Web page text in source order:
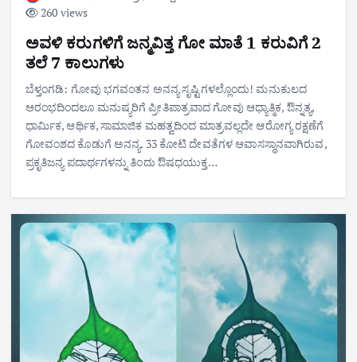
260 views
ಅವಳಿ ಕರುಗಳಿಗೆ ಜನ್ಮವಿತ್ತ ಗೋ ಮಾತೆ 1 ಕರುವಿಗೆ 2
ತಲೆ 7 ಕಾಲುಗಳು
ಬೆಳ್ತಂಗಡಿ: ಗೋವು ಭಗವಂತನ ಅನನ್ಯ ಸೃಷ್ಟಿಗಳಲ್ಲೊಂದು! ಮನುಕುಲದ
ಆರಂಭದಿಂದಲೂ ಮನುಷ್ಯರಿಗೆ ಪ್ರೀತಿಪಾತ್ರವಾದ ಗೋವು ಆಧ್ಯಾತ್ಮಿಕ, ಔನ್ನತ್ಯ,
ಧಾರ್ಮಿಕ, ಆರ್ಥಿಕ, ಸಾಮಾಜಿಕ ಮಹತ್ವದಿಂದ ಮಾತ್ರವಲ್ಲದೇ ಆರೋಗ್ಯ ರಕ್ಷಣೆಗೆ
ಗೋವಂಶದ ಕೊಡುಗೆ ಅನನ್ಯ. 33 ಕೋಟಿ ದೇವತೆಗಳ ಆವಾಸಸ್ಥಾನವಾಗಿರುವ,
ಪ್ರಕೃತಿಜನ್ಯ ಪದಾರ್ಥಗಳನ್ನು ತಿಂದು ಔಷಧಯುಕ್ತ…